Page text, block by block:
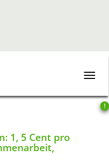
Toggle
!
1, 5 Cent pro